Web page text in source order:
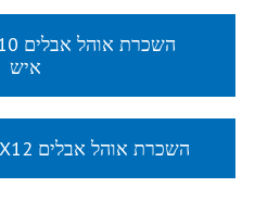
איש
השכרת אוהל אבלים 5X12 מטר ל 100 איש